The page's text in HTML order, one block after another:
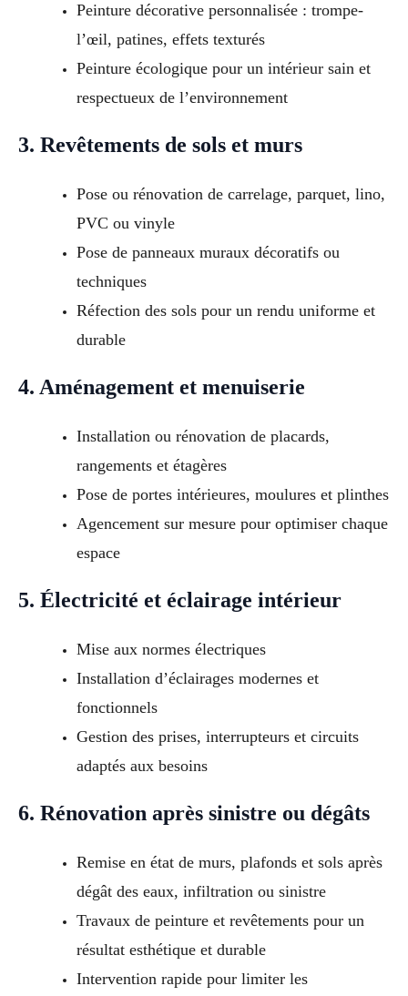
Peinture décorative personnalisée : trompe-
l’œil, patines, effets texturés
Peinture écologique pour un intérieur sain et
respectueux de l’environnement
3. Revêtements de sols et murs
Pose ou rénovation de carrelage, parquet, lino,
PVC ou vinyle
Pose de panneaux muraux décoratifs ou
techniques
Réfection des sols pour un rendu uniforme et
durable
4. Aménagement et menuiserie
Installation ou rénovation de placards,
rangements et étagères
Pose de portes intérieures, moulures et plinthes
Agencement sur mesure pour optimiser chaque
espace
5. Électricité et éclairage intérieur
Mise aux normes électriques
Installation d’éclairages modernes et
fonctionnels
Gestion des prises, interrupteurs et circuits
adaptés aux besoins
6. Rénovation après sinistre ou dégâts
Remise en état de murs, plafonds et sols après
dégât des eaux, infiltration ou sinistre
Travaux de peinture et revêtements pour un
résultat esthétique et durable
Intervention rapide pour limiter les